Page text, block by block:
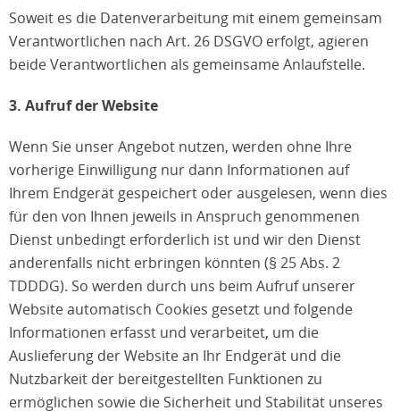
Soweit es die Datenverarbeitung mit einem gemeinsam
Verantwortlichen nach Art. 26 DSGVO erfolgt, agieren
beide Verantwortlichen als gemeinsame Anlaufstelle.
3. Aufruf der Website
Wenn Sie unser Angebot nutzen, werden ohne Ihre
vorherige Einwilligung nur dann Informationen auf
Ihrem Endgerät gespeichert oder ausgelesen, wenn dies
für den von Ihnen jeweils in Anspruch genommenen
Dienst unbedingt erforderlich ist und wir den Dienst
anderenfalls nicht erbringen könnten (§ 25 Abs. 2
TDDDG). So werden durch uns beim Aufruf unserer
Website automatisch Cookies gesetzt und folgende
Informationen erfasst und verarbeitet, um die
Auslieferung der Website an Ihr Endgerät und die
Nutzbarkeit der bereitgestellten Funktionen zu
ermöglichen sowie die Sicherheit und Stabilität unseres